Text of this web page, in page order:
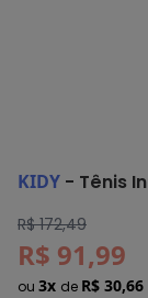
KIDY - Tênis
R$ 172,49
R$ 91,99
ou 3x de R$ 30,66